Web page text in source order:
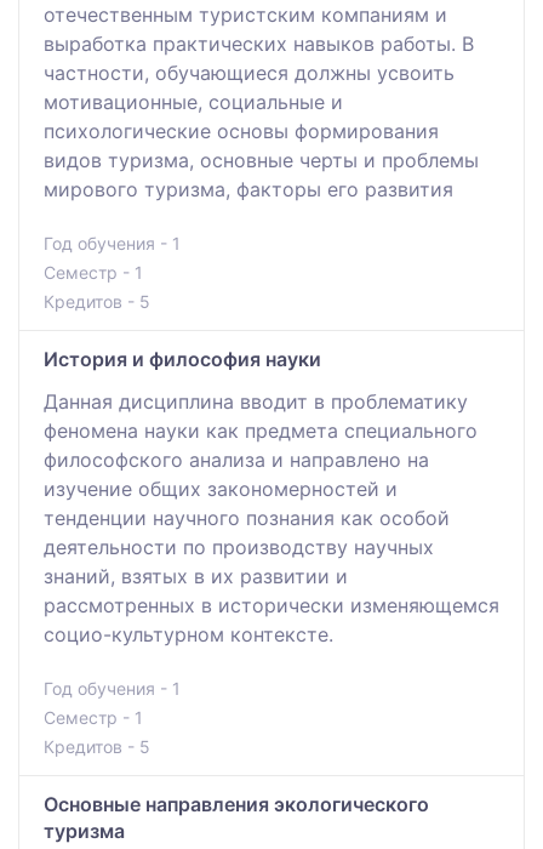
отечественным туристским компаниям и
выработка практических навыков работы. В
частности, обучающиеся должны усвоить
мотивационные, социальные и
психологические основы формирования
видов туризма, основные черты и проблемы
мирового туризма, факторы его развития
Год обучения - 1
Семестр - 1
Кредитов - 5
История и философия науки
Данная дисциплина вводит в проблематику
феномена науки как предмета специального
философского анализа и направлено на
изучение общих закономерностей и
тенденции научного познания как особой
деятельности по производству научных
знаний, взятых в их развитии и
рассмотренных в исторически изменяющемся
социо-культурном контексте.
Год обучения - 1
Семестр - 1
Кредитов - 5
Основные направления экологического
туризма